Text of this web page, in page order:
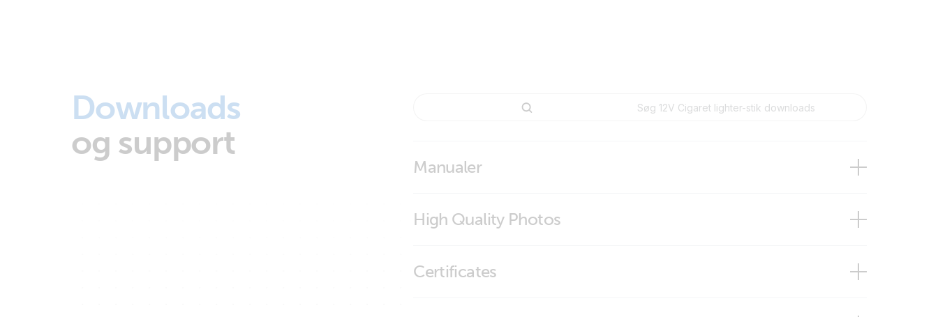
Downloads
og support
Manualer
High Quality Photos
Certificates